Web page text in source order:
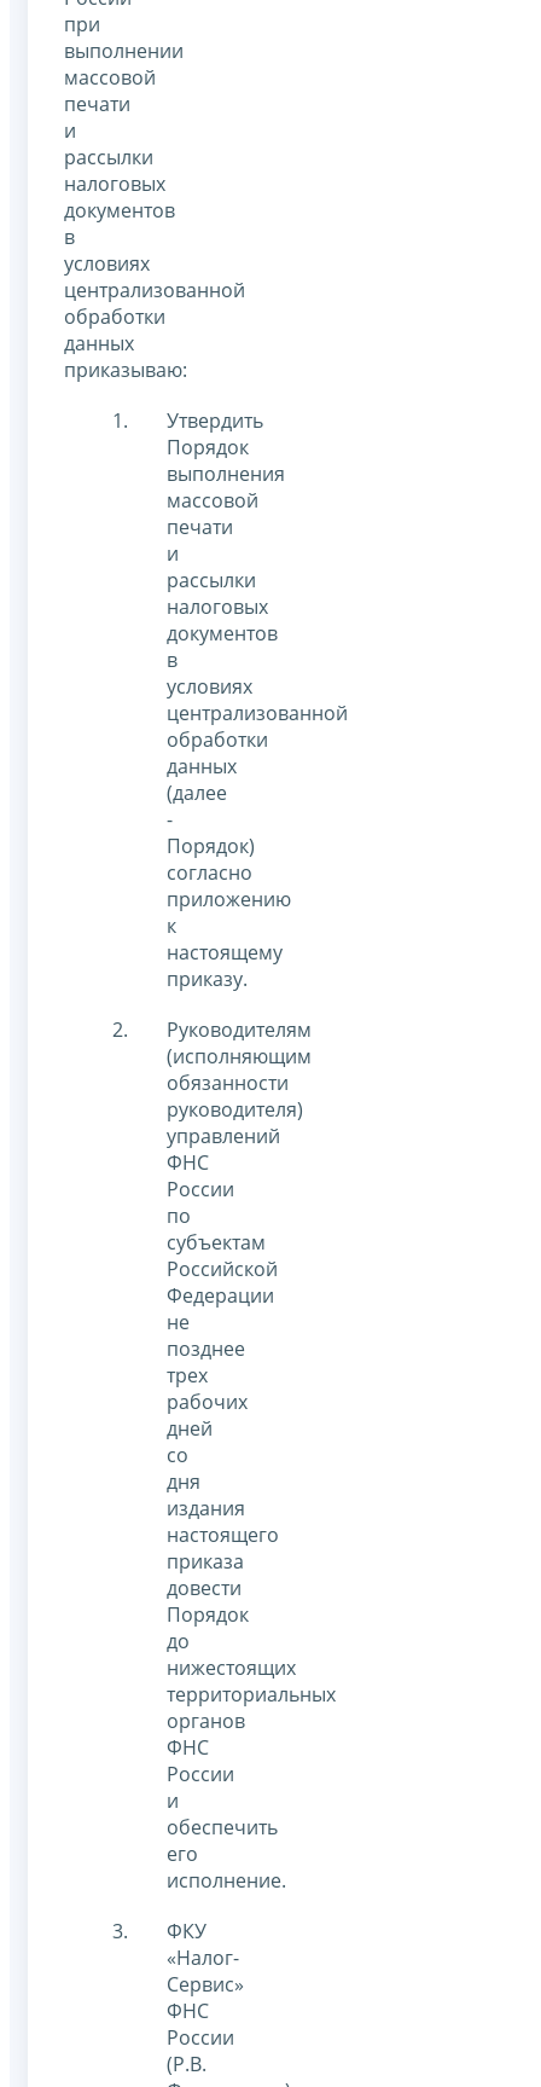
при
выполнении
массовой
печати
и
рассылки
налоговых
документов
в
условиях
централизованной
обработки
данных
приказываю:
Утвердить
Порядок
выполнения
массовой
печати
и
рассылки
налоговых
документов
в
условиях
централизованной
обработки
данных
(далее
-
Порядок)
согласно
приложению
к
настоящему
приказу.
Руководителям
(исполняющим
обязанности
руководителя)
управлений
ФНС
России
по
субъектам
Российской
Федерации
не
позднее
трех
рабочих
дней
со
дня
издания
настоящего
приказа
довести
Порядок
до
нижестоящих
территориальных
органов
ФНС
России
и
обеспечить
его
исполнение.
ФКУ
«Налог-
Сервис»
ФНС
России
(Р.В.